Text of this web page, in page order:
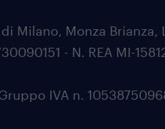
Milano, Monza Brianza,
- N. REA MI-
IVA n.